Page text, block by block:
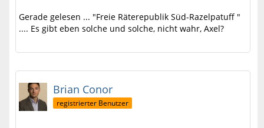
Gerade gelesen ... "Freie Räterepublik Süd-Razelpatuff "
.... Es gibt eben solche und solche, nicht wahr, Axel?
Brian Conor
registrierter Benutzer